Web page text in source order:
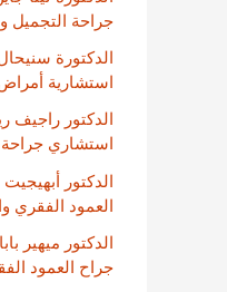
جراحة التجميل
الدكتورة
استشارية
الدكتور راجيف
استشاري جراحة
الدكتور
العمود الفقري
الدكتور ميهير
جراح العمود